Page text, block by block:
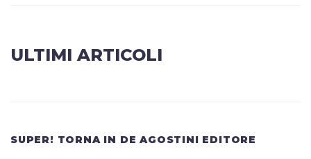
ULTIMI ARTICOLI
SUPER! TORNA IN DE AGOSTINI EDITORE